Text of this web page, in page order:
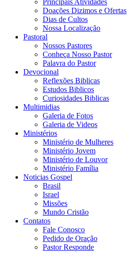
Principais Atividades
Doações Dizimos e Ofertas
Dias de Cultos
Nossa Localização
Pastoral
Nossos Pastores
Conheça Nosso Pastor
Palavra do Pastor
Devocional
Reflexões Biblicas
Estudos Biblicos
Curiosidades Biblicas
Multimidias
Galeria de Fotos
Galeria de Videos
Ministérios
Ministério de Mulheres
Ministério Jovem
Ministério de Louvor
Ministério Família
Noticias Gospel
Brasil
Israel
Missões
Mundo Cristão
Contatos
Fale Conosco
Pedido de Oração
Pastor Responde